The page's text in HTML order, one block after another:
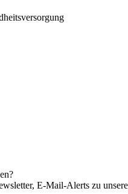
E-Mail-Alerts zu